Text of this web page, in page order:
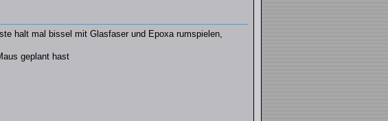
halt mal bissel mit Glasfaser und Epoxa rumspielen,
geplant hast